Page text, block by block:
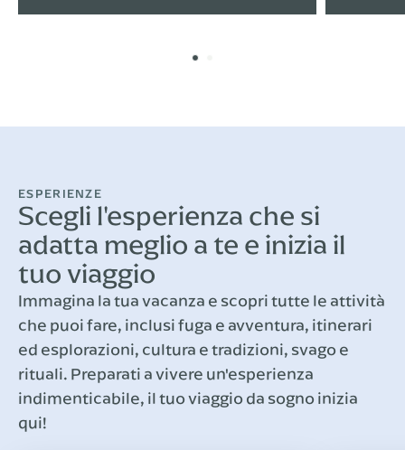
ESPERIENZE
Scegli l'esperienza che si
adatta meglio a te e inizia il
tuo viaggio
Immagina la tua vacanza e scopri tutte le attività
che puoi fare, inclusi fuga e avventura, itinerari
ed esplorazioni, cultura e tradizioni, svago e
rituali. Preparati a vivere un'esperienza
indimenticabile, il tuo viaggio da sogno inizia
qui!